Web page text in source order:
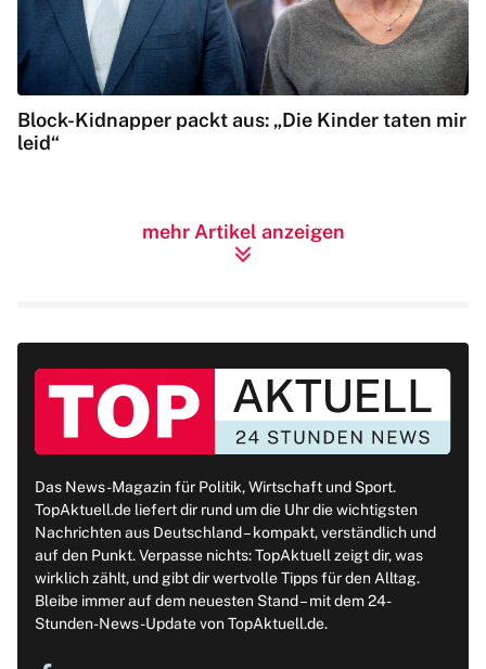
Block-Kidnapper packt aus: „Die Kinder taten mir
leid“
mehr Artikel anzeigen
Das News-Magazin für Politik, Wirtschaft und Sport.
TopAktuell.de liefert dir rund um die Uhr die wichtigsten
Nachrichten aus Deutschland – kompakt, verständlich und
auf den Punkt. Verpasse nichts: TopAktuell zeigt dir, was
wirklich zählt, und gibt dir wertvolle Tipps für den Alltag.
Bleibe immer auf dem neuesten Stand – mit dem 24-
Stunden-News-Update von TopAktuell.de.